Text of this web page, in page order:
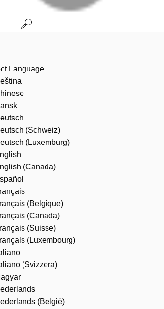
Language
(Schweiz)
(Luxemburg)
(Canada)
(Belgique)
(Canada)
(Suisse)
(Luxembourg)
(Svizzera)
(België)